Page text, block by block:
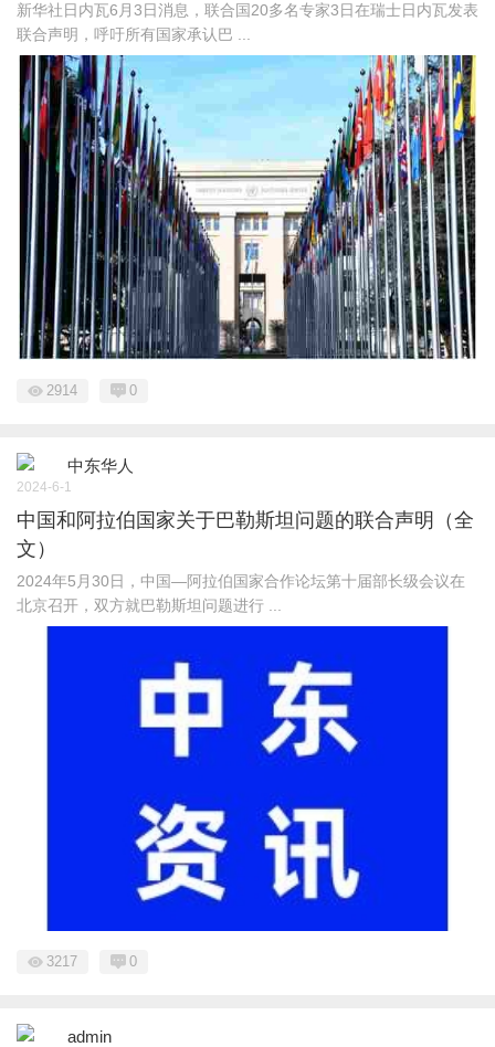
新华社日内瓦6月3日消息，联合国20多名专家3日在瑞士日内瓦发表
联合声明，呼吁所有国家承认巴 ...
2914 0
中东华人
2024-6-1
中国和阿拉伯国家关于巴勒斯坦问题的联合声明（全
文）
2024年5月30日，中国—阿拉伯国家合作论坛第十届部长级会议在
北京召开，双方就巴勒斯坦问题进行 ...
3217 0
admin